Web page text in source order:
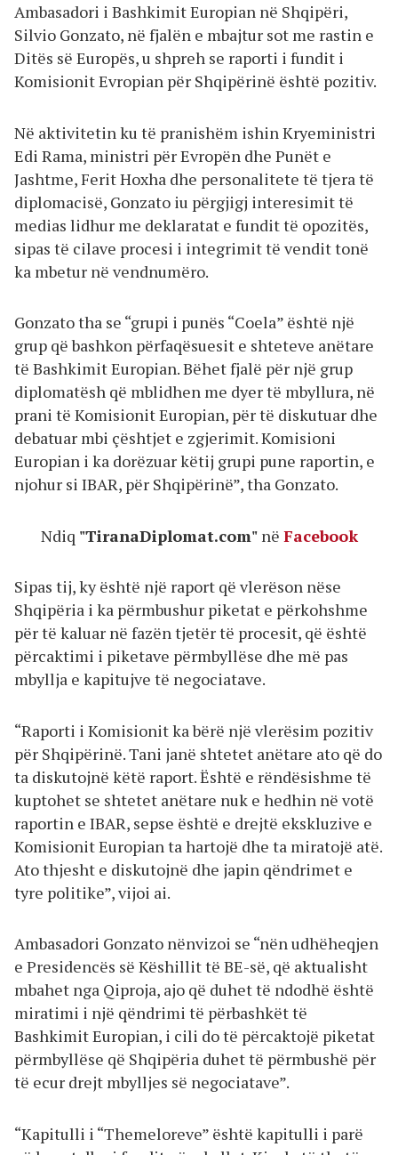
Ambasadori i Bashkimit Europian në Shqipëri,
Silvio Gonzato, në fjalën e mbajtur sot me rastin e
Ditës së Europës, u shpreh se raporti i fundit i
Komisionit Evropian për Shqipërinë është pozitiv.
Në aktivitetin ku të pranishëm ishin Kryeministri
Edi Rama, ministri për Evropën dhe Punët e
Jashtme, Ferit Hoxha dhe personalitete të tjera të
diplomacisë, Gonzato iu përgjigj interesimit të
medias lidhur me deklaratat e fundit të opozitës,
sipas të cilave procesi i integrimit të vendit tonë
ka mbetur në vendnumëro.
Gonzato tha se “grupi i punës “Coela” është një
grup që bashkon përfaqësuesit e shteteve anëtare
të Bashkimit Europian. Bëhet fjalë për një grup
diplomatësh që mblidhen me dyer të mbyllura, në
prani të Komisionit Europian, për të diskutuar dhe
debatuar mbi çështjet e zgjerimit. Komisioni
Europian i ka dorëzuar këtij grupi pune raportin, e
njohur si IBAR, për Shqipërinë”, tha Gonzato.
Ndiq "TiranaDiplomat.com" në Facebook
Sipas tij, ky është një raport që vlerëson nëse
Shqipëria i ka përmbushur piketat e përkohshme
për të kaluar në fazën tjetër të procesit, që është
përcaktimi i piketave përmbyllëse dhe më pas
mbyllja e kapitujve të negociatave.
“Raporti i Komisionit ka bërë një vlerësim pozitiv
për Shqipërinë. Tani janë shtetet anëtare ato që do
ta diskutojnë këtë raport. Është e rëndësishme të
kuptohet se shtetet anëtare nuk e hedhin në votë
raportin e IBAR, sepse është e drejtë ekskluzive e
Komisionit Europian ta hartojë dhe ta miratojë atë.
Ato thjesht e diskutojnë dhe japin qëndrimet e
tyre politike”, vijoi ai.
Ambasadori Gonzato nënvizoi se “nën udhëheqjen
e Presidencës së Këshillit të BE-së, që aktualisht
mbahet nga Qiproja, ajo që duhet të ndodhë është
miratimi i një qëndrimi të përbashkët të
Bashkimit Europian, i cili do të përcaktojë piketat
përmbyllëse që Shqipëria duhet të përmbushë për
të ecur drejt mbylljes së negociatave”.
“Kapitulli i “Themeloreve” është kapitulli i parë